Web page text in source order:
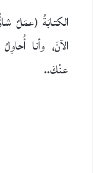
الكتابَةُ (عمَلٌ
الآنَ، وأنا
عنْكَ..